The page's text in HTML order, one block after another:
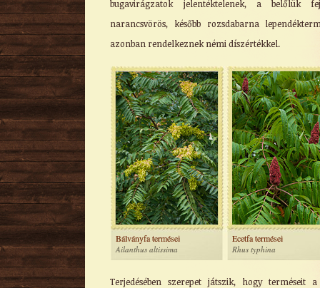
bugavirágzatok jelentéktelenek, a belőlük
narancsvörös, később rozsdabarna
azonban rendelkeznek némi díszértékkel.
Bálványfa termései
Ailanthus altissima
Ecetfa termései
Rhus typhina
Terjedésében szerepet játszik, hogy terméseit